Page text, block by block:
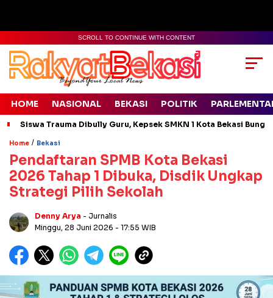
SCROLL TO CONTINUE WITH CONTENT
HOME NASIONAL BEKASI POLITIK
Siswa Trauma Dibully Guru, Kepsek SMKN 1 Kota Bekasi
Home / Bekasi
Pendaftaran SPMB Kota Bekasi
2026 Tahap 1 Dibuka, Disdik Ungkap
Strategi Pilih Sekolah
Denny Arya - Jurnalis
Minggu, 28 Juni 2026 - 17:55 WIB